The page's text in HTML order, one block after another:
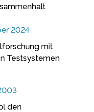
2024
mit
Testsystemen
den